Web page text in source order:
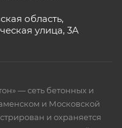
область,
улица, 3А
— сеть бетонных и
и Московской
и охраняется